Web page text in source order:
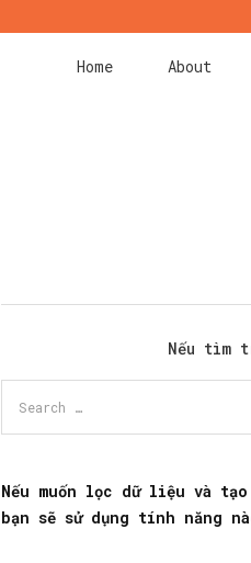
Home About
Nếu tìm
Nếu muốn lọc dữ liệu và
bạn sẽ sử dụng tính năng